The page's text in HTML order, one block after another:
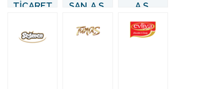
TİCARET
SAN. A.Ş.
A.Ş.